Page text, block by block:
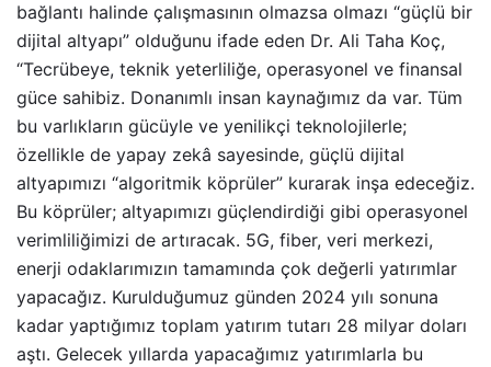
bağlantı halinde çalışmasının olmazsa olmazı “güçlü bir
dijital altyapı” olduğunu ifade eden Dr. Ali Taha Koç,
“Tecrübeye, teknik yeterliliğe, operasyonel ve finansal
güce sahibiz. Donanımlı insan kaynağımız da var. Tüm
bu varlıkların gücüyle ve yenilikçi teknolojilerle;
özellikle de yapay zekâ sayesinde, güçlü dijital
altyapımızı “algoritmik köprüler” kurarak inşa edeceğiz.
Bu köprüler; altyapımızı güçlendirdiği gibi operasyonel
verimliliğimizi de artıracak. 5G, fiber, veri merkezi,
enerji odaklarımızın tamamında çok değerli yatırımlar
yapacağız. Kurulduğumuz günden 2024 yılı sonuna
kadar yaptığımız toplam yatırım tutarı 28 milyar doları
aştı. Gelecek yıllarda yapacağımız yatırımlarla bu